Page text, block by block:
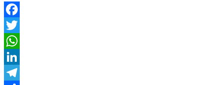
Facebook
Twitter
WhatsApp
LinkedIn